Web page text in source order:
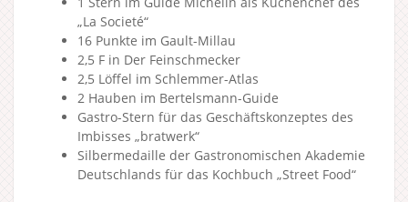
„La Societé“
16 Punkte im Gault-Millau
2,5 F in Der Feinschmecker
2,5 Löffel im Schlemmer-Atlas
2 Hauben im Bertelsmann-Guide
Gastro-Stern für das Geschäftskonzeptes des
Imbisses „bratwerk“
Silbermedaille der Gastronomischen Akademie
Deutschlands für das Kochbuch „Street Food“